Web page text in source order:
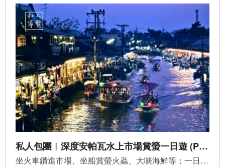
私人包團︱深度安帕瓦水上市場賞螢一日遊 (PV-B01)
坐火車鑽進市場、坐船賞螢火蟲、大啖海鮮等；一日深度慢慢走...